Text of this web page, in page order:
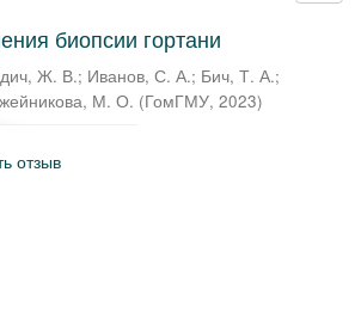
биопсии гортани
Ж. В.; Иванов, С. А.; Бич, Т. А.;
М. О. (ГомГМУ, 2023)
отзыв